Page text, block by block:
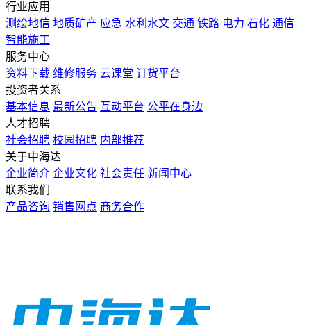
行业应用
测绘地信 地质矿产 应急 水利水文 交通 铁路 电力 石化 通信
智能施工
服务中心
资料下载 维修服务 云课堂 订货平台
投资者关系
基本信息 最新公告 互动平台 公平在身边
人才招聘
社会招聘 校园招聘 内部推荐
关于中海达
企业简介 企业文化 社会责任 新闻中心
联系我们
产品咨询 销售网点 商务合作